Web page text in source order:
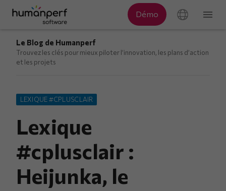
Le Blog de Humanperf
Trouvez les clés pour mieux piloter l’innovation, les plans d’action
et les projets
LEXIQUE #CPLUSCLAIR
Lexique
#cplusclair :
Heijunka, le